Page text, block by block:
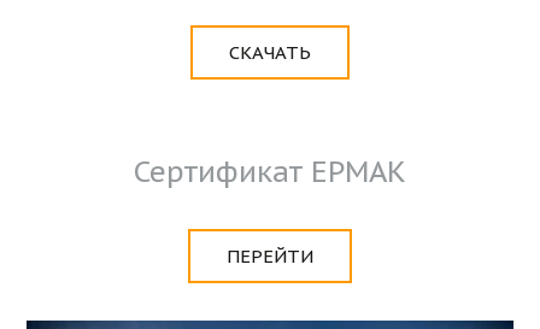
СКАЧАТЬ
Сертификат ЕРМАК
ПЕРЕЙТИ